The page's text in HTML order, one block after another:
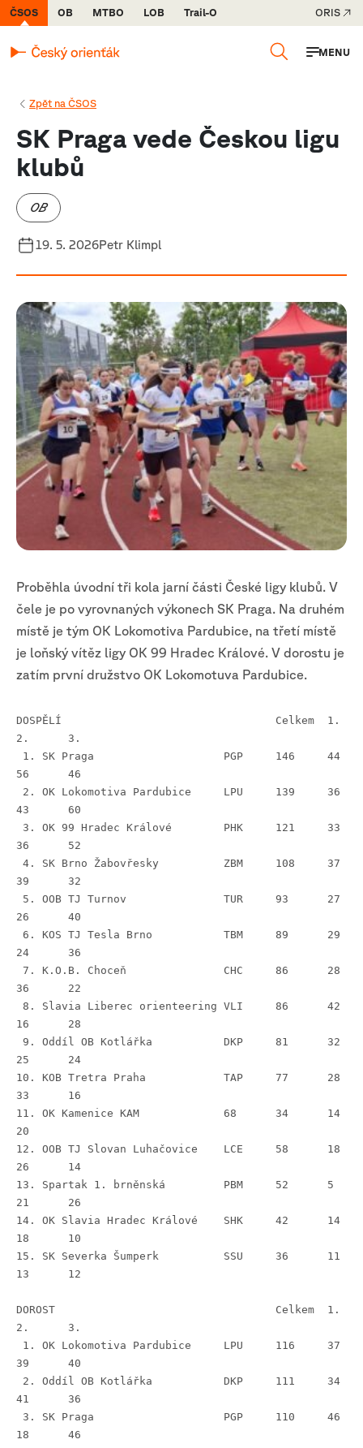
ČSOS OB MTBO LOB Trail-O ORIS
MENU
Zpět na ČSOS
SK Praga vede Českou ligu
klubů
OB
19. 5. 2026Petr Klimpl
Proběhla úvodní tři kola jarní části České ligy klubů. V
čele je po vyrovnaných výkonech SK Praga. Na druhém
místě je tým OK Lokomotiva Pardubice, na třetí místě
je loňský vítěz ligy OK 99 Hradec Králové. V dorostu je
zatím první družstvo OK Lokomotuva Pardubice.
DOSPĚLÍ					Celkem	1.
2.	3.
56	46
43	60
36	52
39	32
26	40
24	36
36	22
16	28
25	24
10. KOB Tretra Praha		TAP	77	28
33	16
11. OK Kamenice	KAM		68	34	14
20
12. OOB TJ Slovan Luhačovice	LCE	58	18
26	14
13. Spartak 1. brněnská		PBM	52	5
21	26
14. OK Slavia Hradec Králové	SHK	42	14
18	10
15. SK Severka Šumperk		SSU	36	11
13	12
DOROST					Celkem	1.
2.	3.
39	40
41	36
18	46